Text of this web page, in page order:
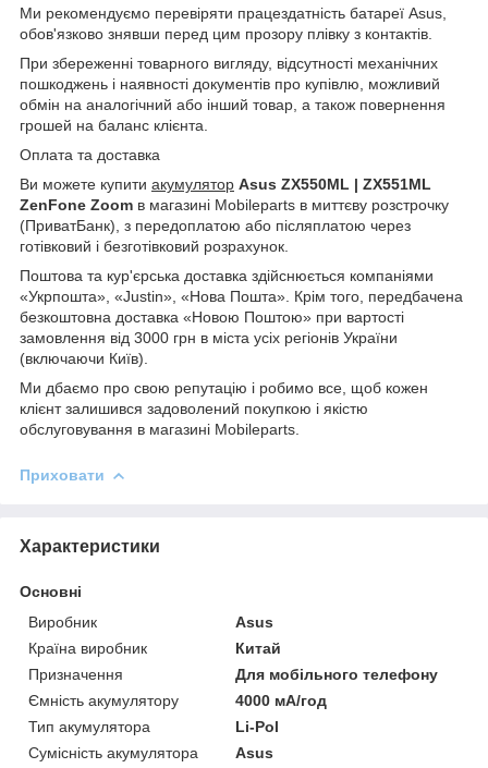
Ми рекомендуємо перевіряти працездатність батареї Asus,
обов'язково знявши перед цим прозору плівку з контактів.
При збереженні товарного вигляду, відсутності механічних
пошкоджень і наявності документів про купівлю, можливий
обмін на аналогічний або інший товар, а також повернення
грошей на баланс клієнта.
Оплата та доставка
Ви можете купити акумулятор Asus ZX550ML | ZX551ML
ZenFone Zoom в магазині Mobileparts в миттєву розстрочку
(ПриватБанк), з передоплатою або післяплатою через
готівковий і безготівковий розрахунок.
Поштова та кур'єрська доставка здійснюється компаніями
«Укрпошта», «Justin», «Нова Пошта». Крім того, передбачена
безкоштовна доставка «Новою Поштою» при вартості
замовлення від 3000 грн в міста усіх регіонів України
(включаючи Київ).
Ми дбаємо про свою репутацію і робимо все, щоб кожен
клієнт залишився задоволений покупкою і якістю
обслуговування в магазині Mobileparts.
Приховати
Характеристики
Основні
Виробник
Asus
Країна виробник
Китай
Призначення
Для мобільного телефону
Ємність акумулятору
4000 мА/год
Тип акумулятора
Li-Pol
Сумісність акумулятора
Asus